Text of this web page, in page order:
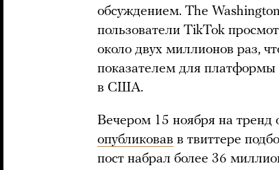
обсуждением. The
пользователи TikTok
около двух миллионов раз,
показателем для платформы
в США.
Вечером 15 ноября на
опубликовав в твиттере
пост набрал более 36